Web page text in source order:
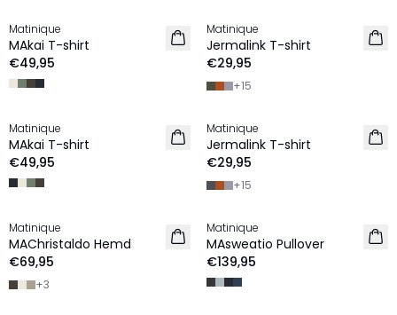
NEU
Matinique
MAkai T-shirt
€49,95
2 für €45
NEU
Matinique
Jermalink T-shirt
€29,95
+15
NEU
Matinique
MAkai T-shirt
€49,95
2 für €45
NEU
Matinique
Jermalink T-shirt
€29,95
+15
2 for €120
NEU
Matinique
MAChristaldo Hemd
€69,95
+3
NEU
Matinique
MAsweatio Pullover
€139,95